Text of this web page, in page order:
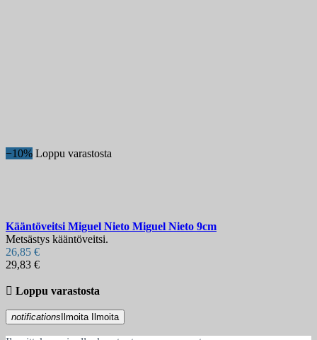
−10% Loppu varastosta
Kääntöveitsi Miguel Nieto Miguel Nieto 9cm
Metsästys kääntöveitsi.
26,85 €
29,83 €
 Loppu varastosta
notifications Ilmoita Ilmoita